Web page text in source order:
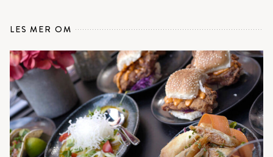
LES MER OM